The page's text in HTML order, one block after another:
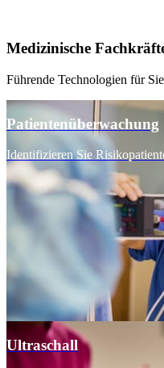
Medizinische
Führende Technologien für
Patientenüberwachung
Identifizieren Sie
Ultraschall